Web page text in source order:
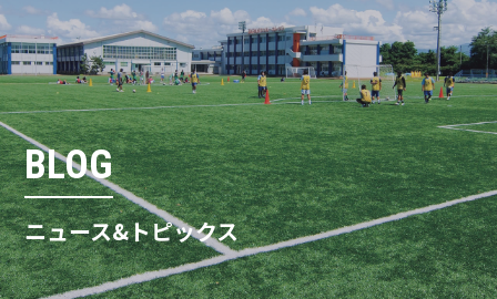
BLOG
ニュース&トピックス